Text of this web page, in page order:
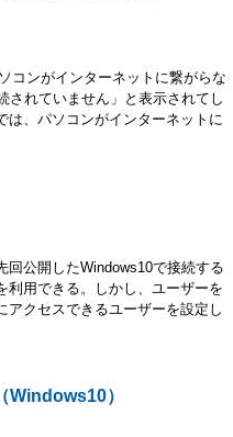
コンがインターネットに繋がらな
されていません」と表示されてし
は、パソコンがインターネットに
公開したWindows10で接続する
利用できる。しかし、ユーザーを
クセスできるユーザーを設定し
Windows10）